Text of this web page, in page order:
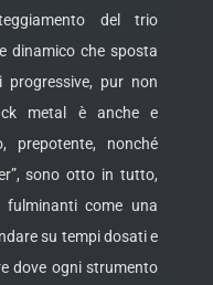
del trio
dinamico che sposta
progressive, pur non
metal è anche e
prepotente, nonché
sono otto in tutto,
fulminanti come una
su tempi dosati e
dove ogni strumento